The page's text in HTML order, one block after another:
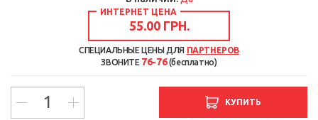
ИНТЕРНЕТ ЦЕНА
55.00 ГРН.
СПЕЦИАЛЬНЫЕ ЦЕНЫ ДЛЯ ПАРТНЕРОВ
ЗВОНИТЕ 76-76(бесплатно)
КУПИТЬ